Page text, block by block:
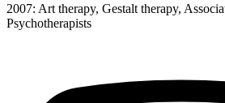
2007: Art therapy, Gestalt therapy,
Psychotherapists